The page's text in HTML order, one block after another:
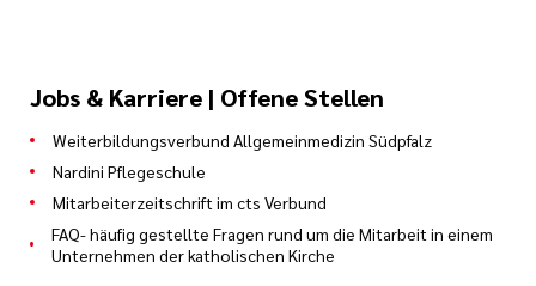
Jobs & Karriere | Offene Stellen
Weiterbildungsverbund Allgemeinmedizin Südpfalz
Nardini Pflegeschule
Mitarbeiterzeitschrift im cts Verbund
FAQ- häufig gestellte Fragen rund um die Mitarbeit in einem
Unternehmen der katholischen Kirche